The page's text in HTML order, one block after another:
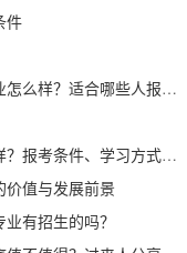
件
样？适合哪些人报考？
件、学习方式和就业前景解析
价值与发展前景
有招生的吗？